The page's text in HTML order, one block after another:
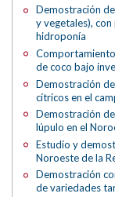
Demostración
y vegetales),
hidroponía
de coco bajo
Demostración
cítricos en el
Demostración
lúpulo en el
Estudio y
Noroeste de la
Demostración
de variedades